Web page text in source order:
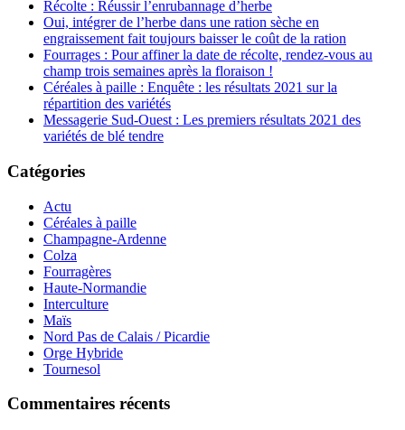
Récolte : Réussir l’enrubannage d’herbe
Oui, intégrer de l’herbe dans une ration sèche en
engraissement fait toujours baisser le coût de la ration
Fourrages : Pour affiner la date de récolte, rendez-vous au
champ trois semaines après la floraison !
Céréales à paille : Enquête : les résultats 2021 sur la
répartition des variétés
Messagerie Sud-Ouest : Les premiers résultats 2021 des
variétés de blé tendre
Catégories
Actu
Céréales à paille
Champagne-Ardenne
Colza
Fourragères
Haute-Normandie
Interculture
Maïs
Nord Pas de Calais / Picardie
Orge Hybride
Tournesol
Commentaires récents